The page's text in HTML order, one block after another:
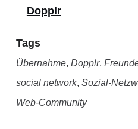
Dopplr
Tags
Übernahme, Dopplr,
social network, Sozial-
Web-Community